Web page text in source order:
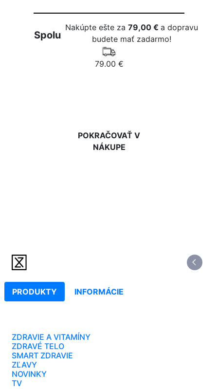
Spolu
Nakúpte ešte za79,00 €a dopravu
budete mať zadarmo!
79.00 €
POKRAČOVAŤ V
NÁKUPE
PRODUKTY INFORMÁCIE
ZDRAVIE A VITAMÍNY
ZDRAVÉ TELO
SMART ZDRAVIE
ZĽAVY
NOVINKY
TV